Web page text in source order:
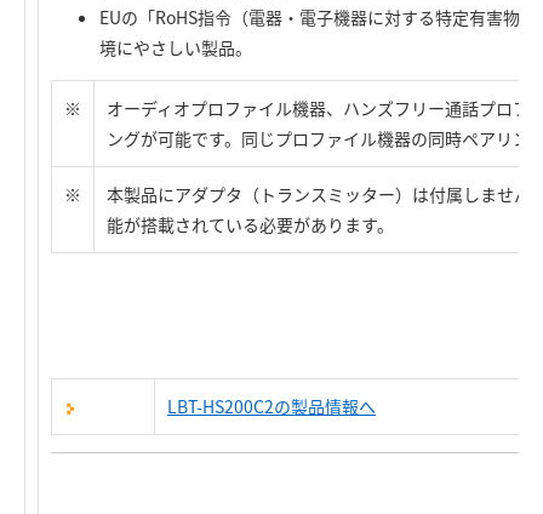
EUの「RoHS指令（電器・電子機器に対する特定有害物
境にやさしい製品。
※
オーディオプロファイル機器、ハンズフリー通話プロフ
ングが可能です。同じプロファイル機器の同時ペアリン
※
本製品にアダプタ（トランスミッター）は付属しませ
能が搭載されている必要があります。
LBT-HS200C2の製品情報へ